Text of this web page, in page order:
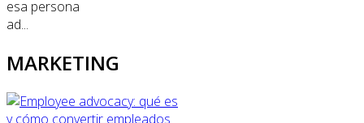
esa persona
ad...
MARKETING